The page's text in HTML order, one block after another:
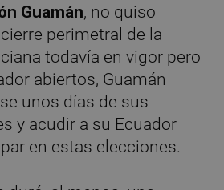
Guamán, no quiso
perimetral de la
todavía en vigor pero
abiertos, Guamán
unos días de sus
y acudir a su Ecuador
en estas elecciones.